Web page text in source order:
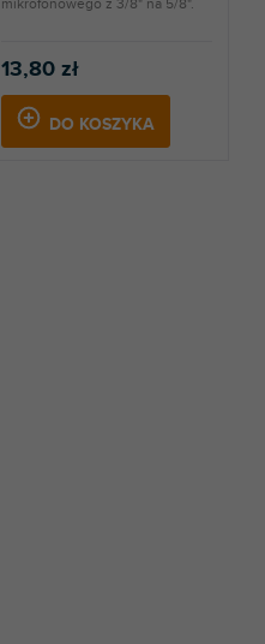
13,80 zł
DO KOSZYKA
mikrofonowego z 3/8" na 5/8".